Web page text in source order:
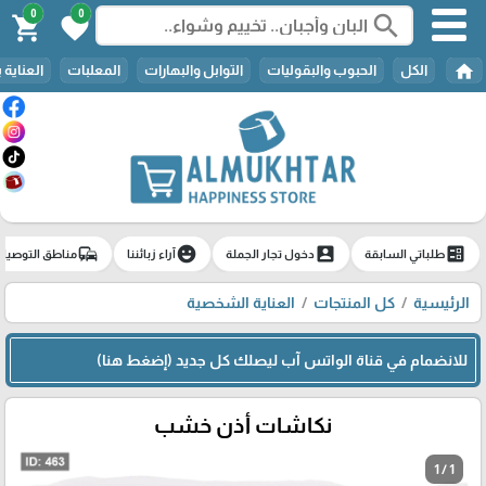
search
0
favorite
0
shopping_cart
home الكل الحبوب والبقوليات التوابل والبهارات المعلبات
ballotطلباتي السابقة account_boxدخول تجار الجملة emoji_emotionsآراء زبائننا commuteمناطق
الرئيسية كل المنتجات العناية الشخصية
للانضمام في قناة الواتس آب ليصلك كل جديد (إضغط هنا)
نكاشات أذن خشب
1 / 1